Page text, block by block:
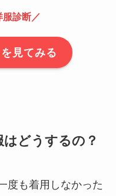
服診断／
見てみる
はどうするの？
度も着用しなかった